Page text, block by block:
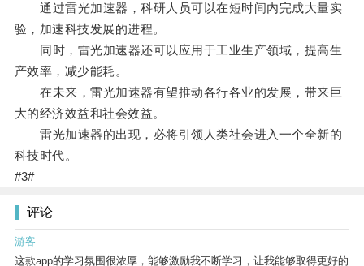
通过雷光加速器，科研人员可以在短时间内完成大量实
验，加速科技发展的进程。
同时，雷光加速器还可以应用于工业生产领域，提高生
产效率，减少能耗。
在未来，雷光加速器有望推动各行各业的发展，带来巨
大的经济效益和社会效益。
雷光加速器的出现，必将引领人类社会进入一个全新的
科技时代。
#3#
评论
游客
这款app的学习氛围很浓厚，能够激励我不断学习，让我能够取得更好的